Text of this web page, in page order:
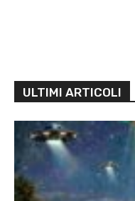
ULTIMI ARTICOLI